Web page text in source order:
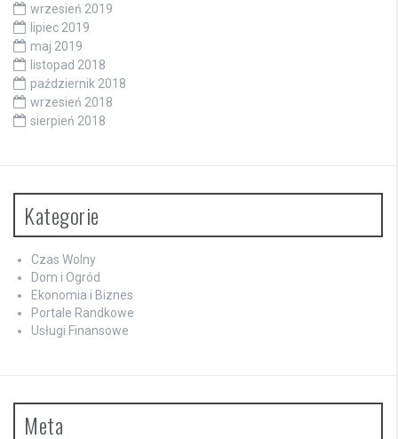
wrzesień 2019
lipiec 2019
maj 2019
listopad 2018
październik 2018
wrzesień 2018
sierpień 2018
Kategorie
Czas Wolny
Dom i Ogród
Ekonomia i Biznes
Portale Randkowe
Usługi Finansowe
Meta